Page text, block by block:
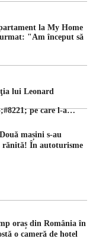
la My Home
urmat: "Am început să
lui Leonard
pe care l-a
mașini s-au
rănită! În autoturisme
oraș din România în
o cameră de hotel